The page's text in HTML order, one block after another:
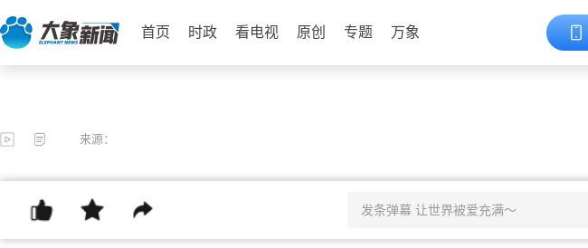
首页 时政 看电视 原创 专题 万象
来源：